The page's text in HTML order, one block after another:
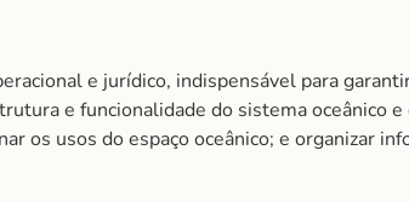
e jurídico, indispensável para
e funcionalidade do sistema oceânico
os usos do espaço oceânico; e organizar